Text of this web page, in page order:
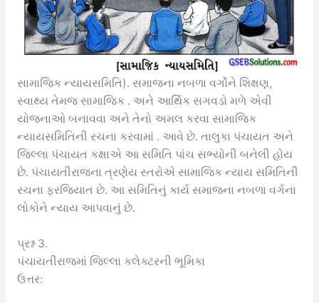
સામાજિક ન્યાયસમિતિ). સમાજના નબળા વર્ગોને શિક્ષણ,
સ્વાથ્ય તેમજ સામાજિક . અને આર્થિક સગવડો મળે એવી
યોજનાઓ બનાવવા અને તેનો અમલ કરવા સામાજિક
ન્યાયસમિતિની રચના કરવામાં . આવે છે. તાલુકા પંચાયત અને
જિલ્લા પંચાયત કક્ષાએ આ સમિતિ પાંચ સભ્યોની બનેલી હોય
છે. પંચાયતીરાજના ત્રણેય સ્તરોએ સામાજિક ન્યાય સમિતિની
રચના ફરજિયાત છે. આ સમિતિનું કાર્ય સમાજના નબળા વર્ગના
લોકોને ન્યાય આપવાનું છે.
પ્રશ્ન 3.
પંચાયતીરાજમાં જિલ્લા કલેક્ટરની ભૂમિકા
ઉત્તર: